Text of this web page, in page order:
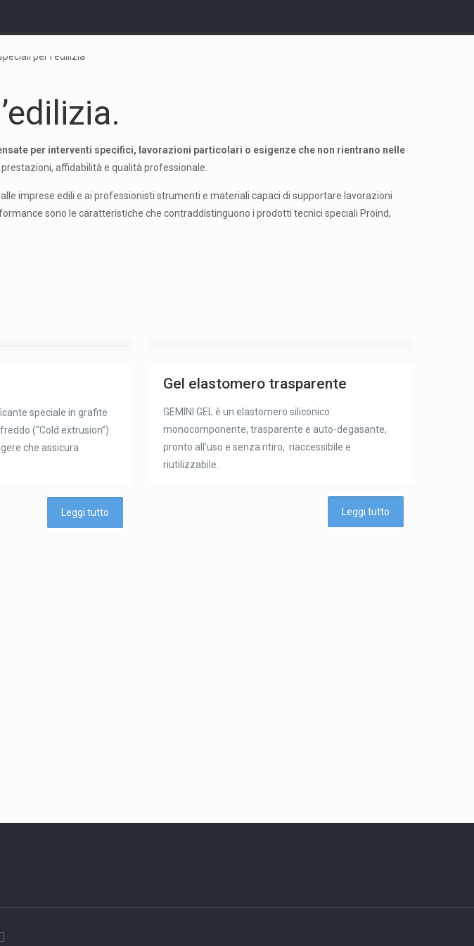
per interventi specifici, lavorazioni particolari o esigenze che non rientrano nelle
affidabilità e qualità professionale.
imprese edili e ai professionisti strumenti e materiali capaci di supportare lavorazioni
sono le caratteristiche che contraddistinguono i prodotti tecnici speciali Proind,
speciale in grafite
(“Cold extrusion”)
che assicura
Leggi tutto
Gel elastomero trasparente
GEMINI GEL è un elastomero siliconico
monocomponente, trasparente e auto-degasante,
pronto all’uso e senza ritiro, riaccessibile e
riutilizzabile.
Leggi tutto